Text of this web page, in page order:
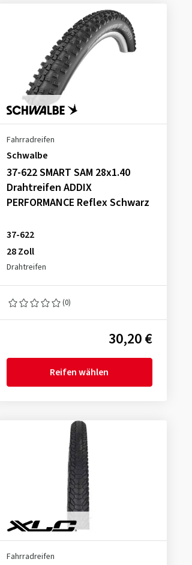
Fahrradreifen
Schwalbe
37-622 SMART SAM 28x1.40
Drahtreifen ADDIX
PERFORMANCE Reflex Schwarz
37-622
28 Zoll
Drahtreifen
(0)
30,20 €
Reifen wählen
Fahrradreifen